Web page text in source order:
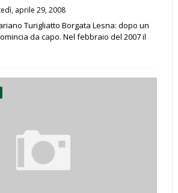
aprile 29, 2008
Turigliatto Borgata Lesna: dopo un
da capo. Nel febbraio del 2007 il